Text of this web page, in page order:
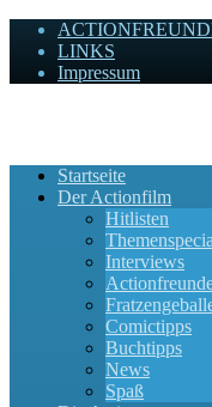
LINKS
Impressum
Startseite
Der Actionfilm
Hitlisten
Interviews
Comictipps
Buchtipps
News
Spaß